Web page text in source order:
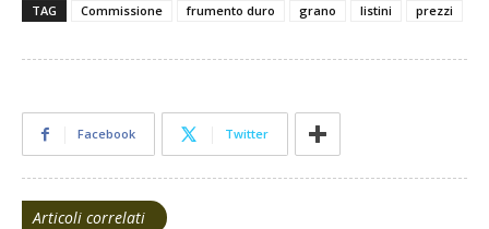
TAG Commissione frumento duro grano listini prezzi
Facebook Twitter
Articoli correlati